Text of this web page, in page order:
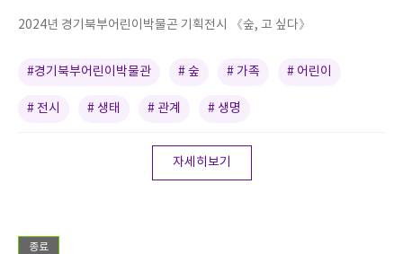
2024년 경기북부어린이박물곤 기획전시 《숲, 고 싶다》
#경기북부어린이박물관 # 숲 # 가족 # 어린이
# 전시 # 생태 # 관계 # 생명
자세히보기
종료